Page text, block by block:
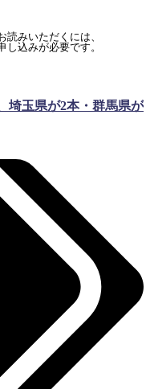
読みいただくには、
込みが必要です。
埼玉県が2本・群馬県が